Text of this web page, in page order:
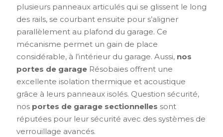
plusieurs panneaux articulés qui se glissent le long
des rails, se courbant ensuite pour s’aligner
parallèlement au plafond du garage. Ce
mécanisme permet un gain de place
considérable, à l’intérieur du garage. Aussi, nos
portes de garage Résobaies offrent une
excellente isolation thermique et acoustique
grâce à leurs panneaux isolés. Question sécurité,
nos portes de garage sectionnelles sont
réputées pour leur sécurité avec des systèmes de
verrouillage avancés.